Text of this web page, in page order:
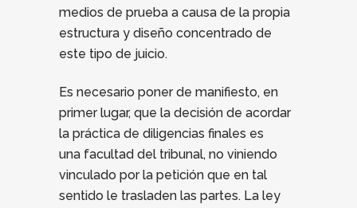
medios de prueba a causa de la propia
estructura y diseño concentrado de
este tipo de juicio.
Es necesario poner de manifiesto, en
primer lugar, que la decisión de acordar
la práctica de diligencias finales es
una facultad del tribunal, no viniendo
vinculado por la petición que en tal
sentido le trasladen las partes. La ley